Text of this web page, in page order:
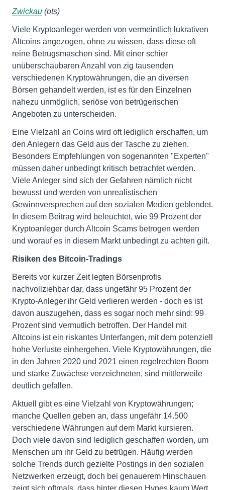
Zwickau (ots)
Viele Kryptoanleger werden von vermeintlich lukrativen
Altcoins angezogen, ohne zu wissen, dass diese oft
reine Betrugsmaschen sind. Mit einer schier
unüberschaubaren Anzahl von zig tausenden
verschiedenen Kryptowährungen, die an diversen
Börsen gehandelt werden, ist es für den Einzelnen
nahezu unmöglich, seriöse von betrügerischen
Angeboten zu unterscheiden.
Eine Vielzahl an Coins wird oft lediglich erschaffen, um
den Anlegern das Geld aus der Tasche zu ziehen.
Besonders Empfehlungen von sogenannten "Experten"
müssen daher unbedingt kritisch betrachtet werden.
Viele Anleger sind sich der Gefahren nämlich nicht
bewusst und werden von unrealistischen
Gewinnversprechen auf den sozialen Medien geblendet.
In diesem Beitrag wird beleuchtet, wie 99 Prozent der
Kryptoanleger durch Altcoin Scams betrogen werden
und worauf es in diesem Markt unbedingt zu achten gilt.
Risiken des Bitcoin-Tradings
Bereits vor kurzer Zeit legten Börsenprofis
nachvollziehbar dar, dass ungefähr 95 Prozent der
Krypto-Anleger ihr Geld verlieren werden - doch es ist
davon auszugehen, dass es sogar noch mehr sind: 99
Prozent sind vermutlich betroffen. Der Handel mit
Altcoins ist ein riskantes Unterfangen, mit dem potenziell
hohe Verluste einhergehen. Viele Kryptowährungen, die
in den Jahren 2020 und 2021 einen regelrechten Boom
und starke Zuwächse verzeichneten, sind mittlerweile
deutlich gefallen.
Aktuell gibt es eine Vielzahl von Kryptowährungen;
manche Quellen geben an, dass ungefähr 14.500
verschiedene Währungen auf dem Markt kursieren.
Doch viele davon sind lediglich geschaffen worden, um
Menschen um ihr Geld zu betrügen. Häufig werden
solche Trends durch gezielte Postings in den sozialen
Netzwerken erzeugt, doch bei genauerem Hinschauen
zeigt sich oftmals, dass hinter diesen Hypes kaum Wert